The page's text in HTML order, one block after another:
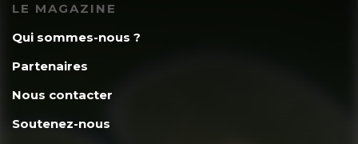
LE MAGAZINE
Qui sommes-nous ?
Partenaires
Nous contacter
Soutenez-nous